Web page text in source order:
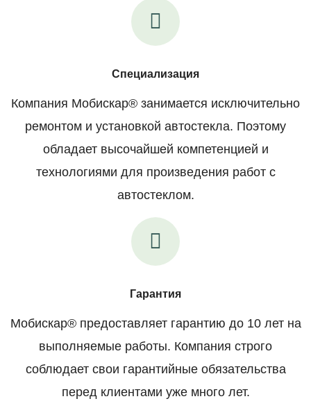
Специализация
Компания Мобискар® занимается исключительно
ремонтом и установкой автостекла. Поэтому
обладает высочайшей компетенцией и
технологиями для произведения работ с
автостеклом.
Гарантия
Мобискар® предоставляет гарантию до 10 лет на
выполняемые работы. Компания строго
соблюдает свои гарантийные обязательства
перед клиентами уже много лет.